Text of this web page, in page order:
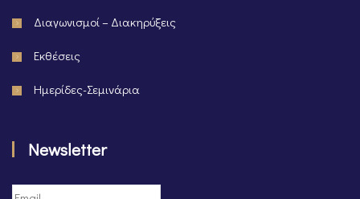
Διαγωνισμοί – Διακηρύξεις
Εκθέσεις
Ημερίδες-Σεμινάρια
Newsletter